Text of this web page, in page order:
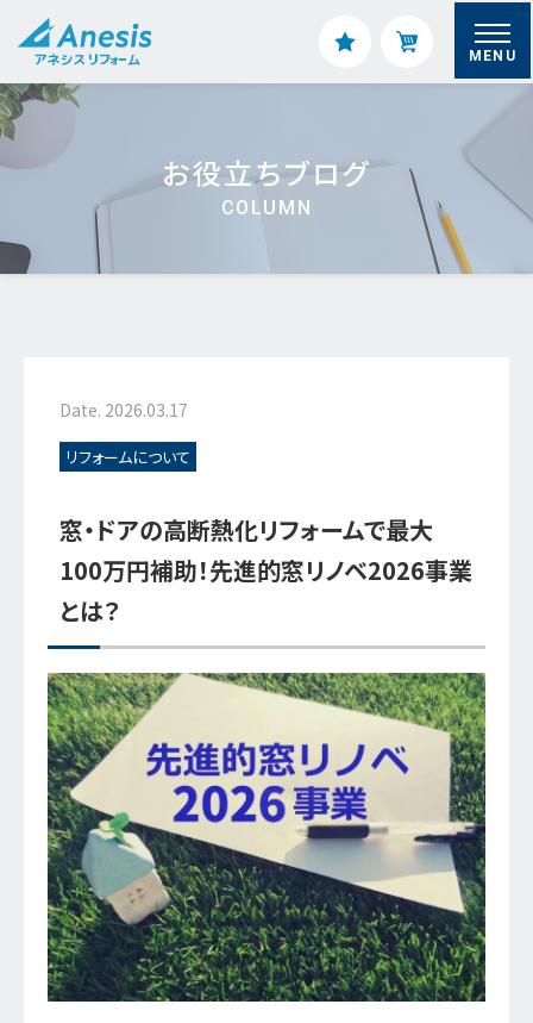
MENU
お役立ちブログ
COLUMN
リフォームについて
Date. 2026.03.17
窓・ドアの高断熱化リフォームで最大
100万円補助！先進的窓リノベ2026事業
とは？